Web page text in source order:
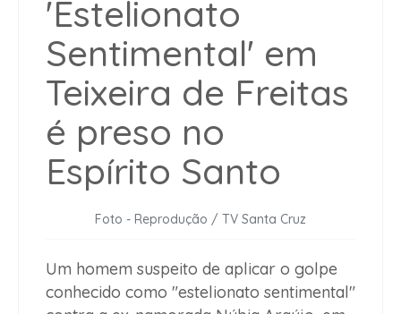
Foto - Reprodução / TV Santa Cruz
Um homem suspeito de aplicar o golpe
conhecido como "estelionato sentimental"